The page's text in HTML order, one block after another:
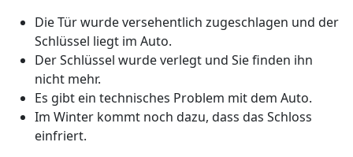
Die Tür wurde versehentlich zugeschlagen und der
Schlüssel liegt im Auto.
Der Schlüssel wurde verlegt und Sie finden ihn
nicht mehr.
Es gibt ein technisches Problem mit dem Auto.
Im Winter kommt noch dazu, dass das Schloss
einfriert.